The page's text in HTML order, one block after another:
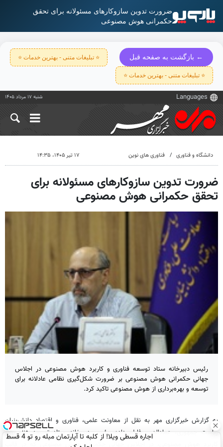
ضرورت تدوین سازوکارهای مسئولانه برای تحقق
حکمرانی هوش مصنوعی
← بازگشت به صفحه قبل ⭐ تبلیغات متنی - بهترین خدمات ⭐
⭐ تبلیغات متنی - بهترین خدمات ⭐